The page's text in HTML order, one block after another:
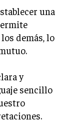
una
demás, lo
y
sencillo